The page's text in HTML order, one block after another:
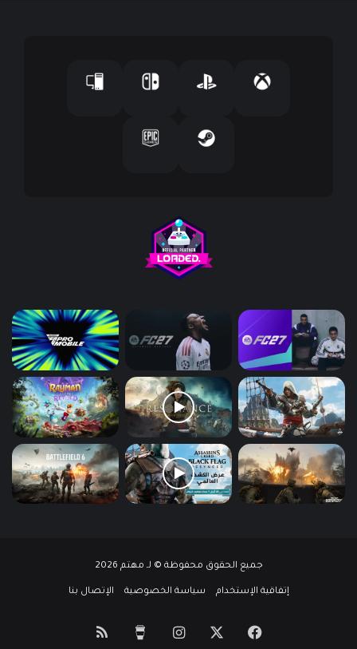
جميع الحقوق محفوظة © لـ مهتم 2026
إتفاقية الإستخدام سياسة الخصوصية الإتصال بنا
فيسبوك انستقرام